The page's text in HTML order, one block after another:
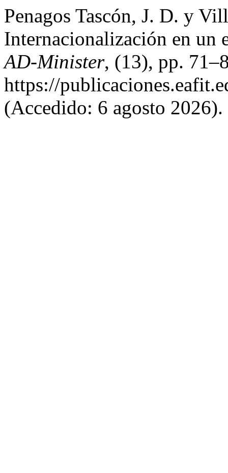
Penagos Tascón, J. D. y
Internacionalización en un
AD-Minister, (13), pp.
https://
(Accedido: 6 agosto 2026).